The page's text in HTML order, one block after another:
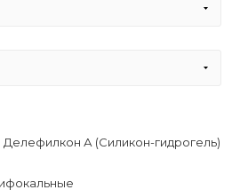
Делефилкон А (Силикон-гидрогель)